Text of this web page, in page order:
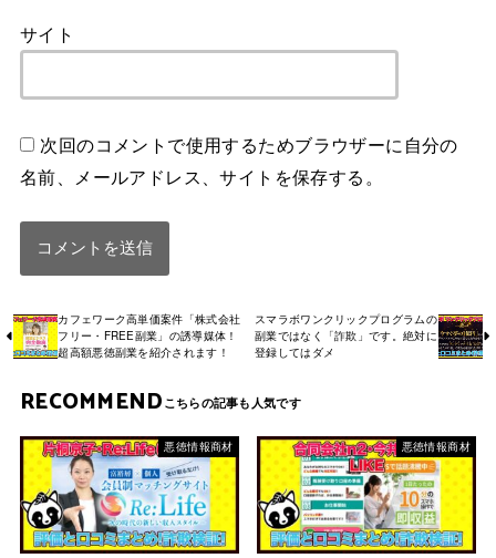
サイト
次回のコメントで使用するためブラウザーに自分の
名前、メールアドレス、サイトを保存する。
カフェワーク高単価案件「株式会社
フリー・FREE副業」の誘導媒体！
超高額悪徳副業を紹介されます！
スマラボワンクリックプログラムの
副業ではなく「詐欺」です。絶対に
登録してはダメ
RECOMMEND
悪徳情報商材 悪徳情報商材